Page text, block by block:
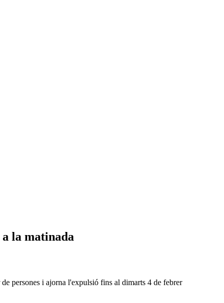
la matinada
persones i ajorna l'expulsió fins al dimarts 4 de febrer